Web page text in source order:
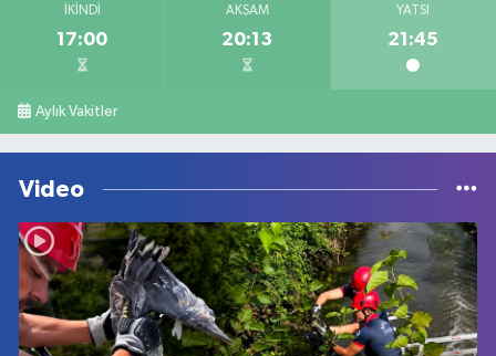
İKINDI
17:00
AKŞAM
20:13
YATSI
21:45
Aylık Vakitler
Video